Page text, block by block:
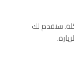
لشرح المشكلة. سنقدم لك